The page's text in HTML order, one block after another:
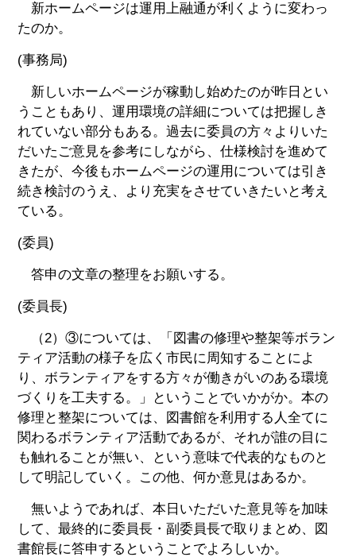
新ホームページは運用上融通が利くように変わっ
たのか。
(事務局)
新しいホームページが稼動し始めたのが昨日とい
うこともあり、運用環境の詳細については把握しき
れていない部分もある。過去に委員の方々よりいた
だいたご意見を参考にしながら、仕様検討を進めて
きたが、今後もホームページの運用については引き
続き検討のうえ、より充実をさせていきたいと考え
ている。
(委員)
答申の文章の整理をお願いする。
(委員長)
（2）③については、「図書の修理や整架等ボラン
ティア活動の様子を広く市民に周知することによ
り、ボランティアをする方々が働きがいのある環境
づくりを工夫する。」ということでいかがか。本の
修理と整架については、図書館を利用する人全てに
関わるボランティア活動であるが、それが誰の目に
も触れることが無い、という意味で代表的なものと
して明記していく。この他、何か意見はあるか。
無いようであれば、本日いただいた意見等を加味
して、最終的に委員長・副委員長で取りまとめ、図
書館長に答申するということでよろしいか。